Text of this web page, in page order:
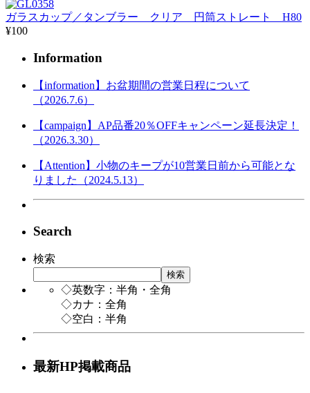
ガラスカップ／タンブラー クリア 円筒ストレート H80
¥100
Information
【information】お盆期間の営業日程について
（2026.7.6）
【campaign】AP品番20％OFFキャンペーン延長決定！
（2026.3.30）
【Attention】小物のキープが10営業日前から可能とな
りました（2024.5.13）
Search
検索
検索
◇英数字：半角・全角
◇カナ：全角
◇空白：半角
最新HP掲載商品